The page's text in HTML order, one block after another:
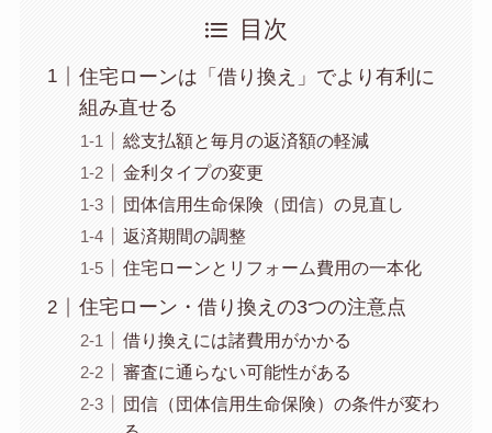
目次
住宅ローンは「借り換え」でより有利に
組み直せる
総支払額と毎月の返済額の軽減
金利タイプの変更
団体信用生命保険（団信）の見直し
返済期間の調整
住宅ローンとリフォーム費用の一本化
住宅ローン・借り換えの3つの注意点
借り換えには諸費用がかかる
審査に通らない可能性がある
団信（団体信用生命保険）の条件が変わ